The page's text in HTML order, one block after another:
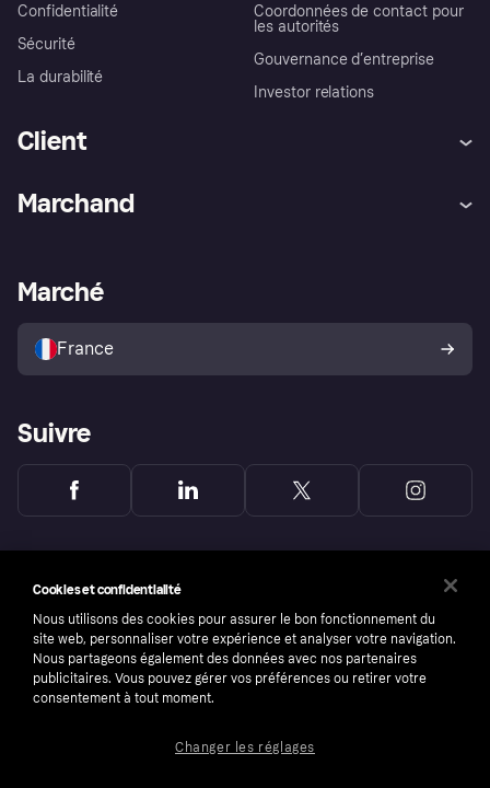
Confidentialité
Sécurité
La durabilité
Coordonnées de contact pour
les autorités
Gouvernance d’entreprise
Investor relations
Client
Explorez les magasins
Politique de protection de
l’acheteur Klarna
Marchand
Portail Marchand
Marché
France
Suivre
Cookies et confidentialité
Nous utilisons des cookies pour assurer le bon fonctionnement du
site web, personnaliser votre expérience et analyser votre navigation.
Nous partageons également des données avec nos partenaires
publicitaires. Vous pouvez gérer vos préférences ou retirer votre
consentement à tout moment.
Changer les réglages